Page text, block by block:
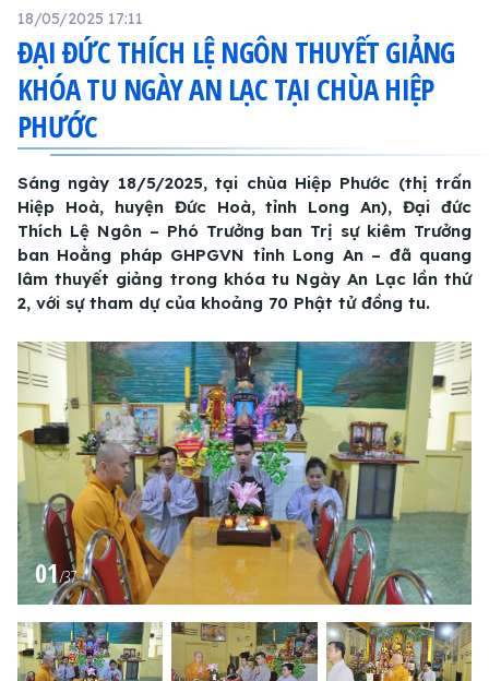
18/05/2025 17:11
ĐẠI ĐỨC THÍCH LỆ NGÔN THUYẾT GIẢNG
KHÓA TU NGÀY AN LẠC TẠI CHÙA HIỆP
PHƯỚC
Sáng ngày 18/5/2025, tại chùa Hiệp Phước (thị trấn
Hiệp Hoà, huyện Đức Hoà, tỉnh Long An), Đại đức
Thích Lệ Ngôn – Phó Trưởng ban Trị sự kiêm Trưởng
ban Hoằng pháp GHPGVN tỉnh Long An – đã quang
lâm thuyết giảng trong khóa tu Ngày An Lạc lần thứ
2, với sự tham dự của khoảng 70 Phật tử đồng tu.
01/37